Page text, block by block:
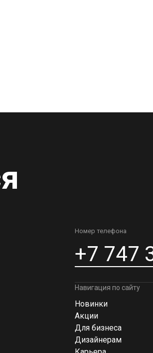
Номер телефона
+7 747
Навигация по сайту
Новинки
Акции
Для бизнеса
Дизайнерам